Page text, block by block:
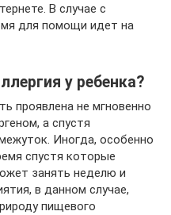
В случае с
для помощи идет на
у ребенка?
проявлена не мгновенно
а спустя
Иногда, особенно
спустя которые
занять неделю и
в данном случае,
пищевого